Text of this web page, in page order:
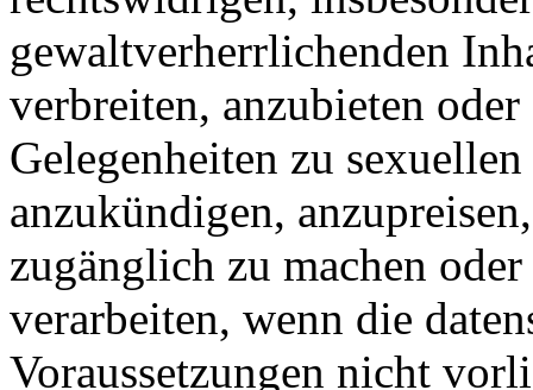
gewaltverherrlichenden
verbreiten, anzubieten
Gelegenheiten zu
anzukündigen,
zugänglich zu machen
verarbeiten, wenn die
Voraussetzungen nicht